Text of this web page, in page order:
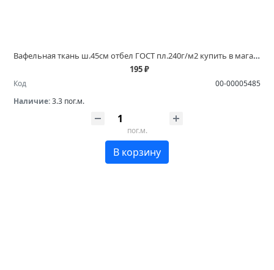
Вафельная ткань ш.45см отбел ГОСТ пл.240г/м2 купить в магазинах Белово и Ленинск Кузнецком
195 ₽
Код
00-00005485
Наличие:3.3 пог.м.
пог.м.
В корзину